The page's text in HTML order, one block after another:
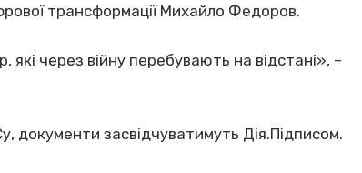
трансформації Михайло Федоров.
через війну перебувають на відстані», –
засвідчуватимуть Дія.Підписом.